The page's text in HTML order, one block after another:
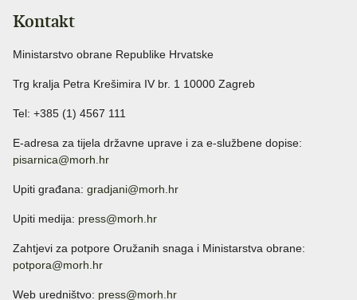
Kontakt
Ministarstvo obrane Republike Hrvatske
Trg kralja Petra Krešimira IV br. 1 10000 Zagreb
Tel: +385 (1) 4567 111
E-adresa za tijela državne uprave i za e-službene dopise:
pisarnica@morh.hr
Upiti građana: gradjani@morh.hr
Upiti medija: press@morh.hr
Zahtjevi za potpore Oružanih snaga i Ministarstva obrane:
potpora@morh.hr
Web uredništvo: press@morh.hr